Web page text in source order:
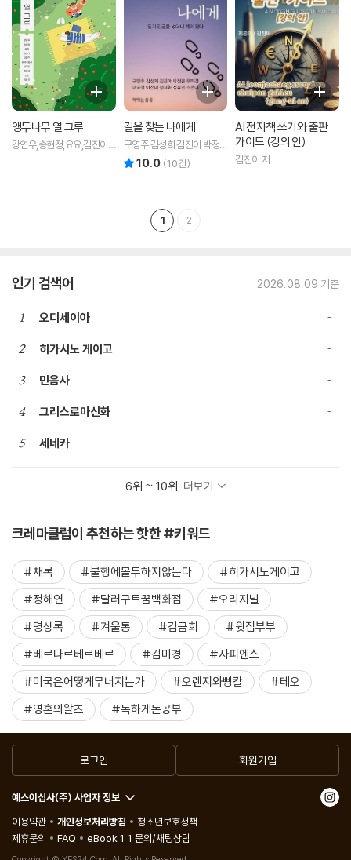
앵두나무 열 그루
강연우,송현정,요요,김진아,
길을 찾는 나에게
구영주 김성희 김진아 박정
은 유미경 이국청 이선미 정
미화 정유선 조은미 저
10.0 (10건)
AI 전자책 쓰기와 출판
가이드 (강의 안)
김진아 저
1 2
인기 검색어 2026.08.09 기준
1 오디세이아
2 히가시노 게이고
3 민음사
4 그리스로마신화
5 세네카
6위 ~ 10위 더보기
크레마클럽이 추천하는 핫한 #키워드
#채록 #불행에몰두하지않는다
#히가시노게이고
#정해연
#달러구트꿈백화점
#오리지널
#명상록
#겨울통 #김금희
#윗집부부
#베르나르베르베르
#김미경
#사피엔스
#미국은어떻게무너지는가
#오렌지와빵칼
#테오
#영혼의왈츠
#독하게돈공부
로그인 회원가입
예스이십사(주) 사업자 정보
이용약관
개인정보처리방침
청소년보호정책
제휴문의
FAQ eBook 1:1 문의/채팅상담